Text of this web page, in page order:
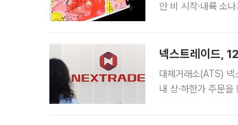
안 비 시작·내륙 소
넥스트레이드,
대체거래소(ATS) 넥
내 상·하한가 주문